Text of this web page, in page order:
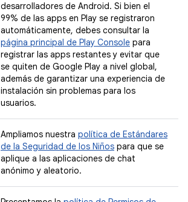
desarrolladores de Android. Si bien el
99% de las apps en Play se registraron
automáticamente, debes consultar la
página principal de Play Console para
registrar las apps restantes y evitar que
se quiten de Google Play a nivel global,
además de garantizar una experiencia de
instalación sin problemas para los
usuarios.
Ampliamos nuestra política de Estándares
de la Seguridad de los Niños para que se
aplique a las aplicaciones de chat
anónimo y aleatorio.